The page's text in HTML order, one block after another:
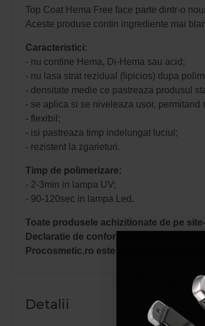
Top Coat Hema Free face parte dintr-o
Aceste produse contin ingrediente mai
Caracteristici:
- nu contine Hema, Di-Hema sau acid;
- nu lasa strat rezidual (lipicios) dupa
- densitate medie ce pastreaza produsul
- se aplica si se niveleaza usor,
- flexibil;
- isi pastreaza timp indelungat luciul;
- rezistent la zgarieturi.
Timp de polimerizare:
- 2-3min in lampa UV;
- 90-120sec in lampa Led.
Toate produsele achizitionate de pe
Declaratie de conformitate ProCosmetic.
Procosmetic.ro este distribuitor
Detalii